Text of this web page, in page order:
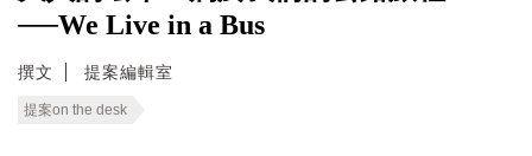
──We Live in a Bus
撰文 提案編輯室
提案on the desk